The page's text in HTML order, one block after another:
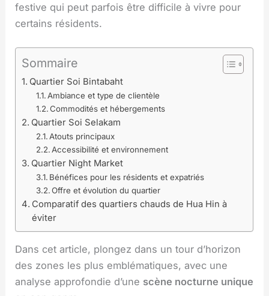
festive qui peut parfois être difficile à vivre pour
certains résidents.
Sommaire
Quartier Soi Bintabaht
Ambiance et type de clientèle
Commodités et hébergements
Quartier Soi Selakam
Atouts principaux
Accessibilité et environnement
Quartier Night Market
Bénéfices pour les résidents et expatriés
Offre et évolution du quartier
Comparatif des quartiers chauds de Hua Hin à
éviter
Dans cet article, plongez dans un tour d’horizon
des zones les plus emblématiques, avec une
analyse approfondie d’une scène nocturne unique